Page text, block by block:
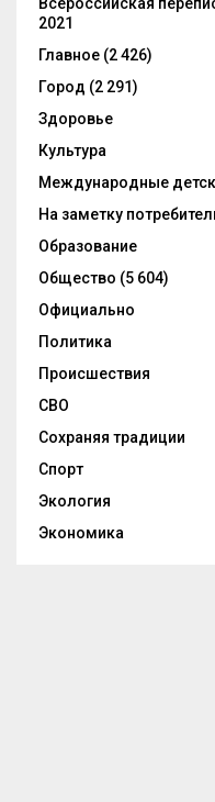
2021
Главное (2 426)
Город (2 291)
Здоровье
Культура
Международные
На заметку
Образование
Общество (5 604)
Официально
Политика
Происшествия
СВО
Сохраняя традиции
Спорт
Экология
Экономика